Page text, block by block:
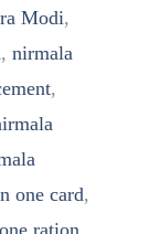
Modi,
, nirmala
,
one card,
ration